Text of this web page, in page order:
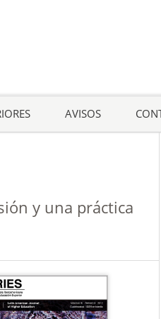
AVISOS
y una práctica